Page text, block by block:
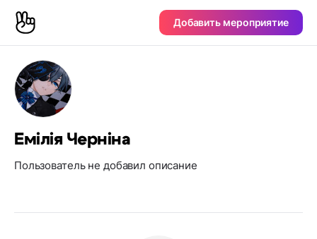
Добавить мероприятие
Емілія Черніна
Пользователь не добавил описание